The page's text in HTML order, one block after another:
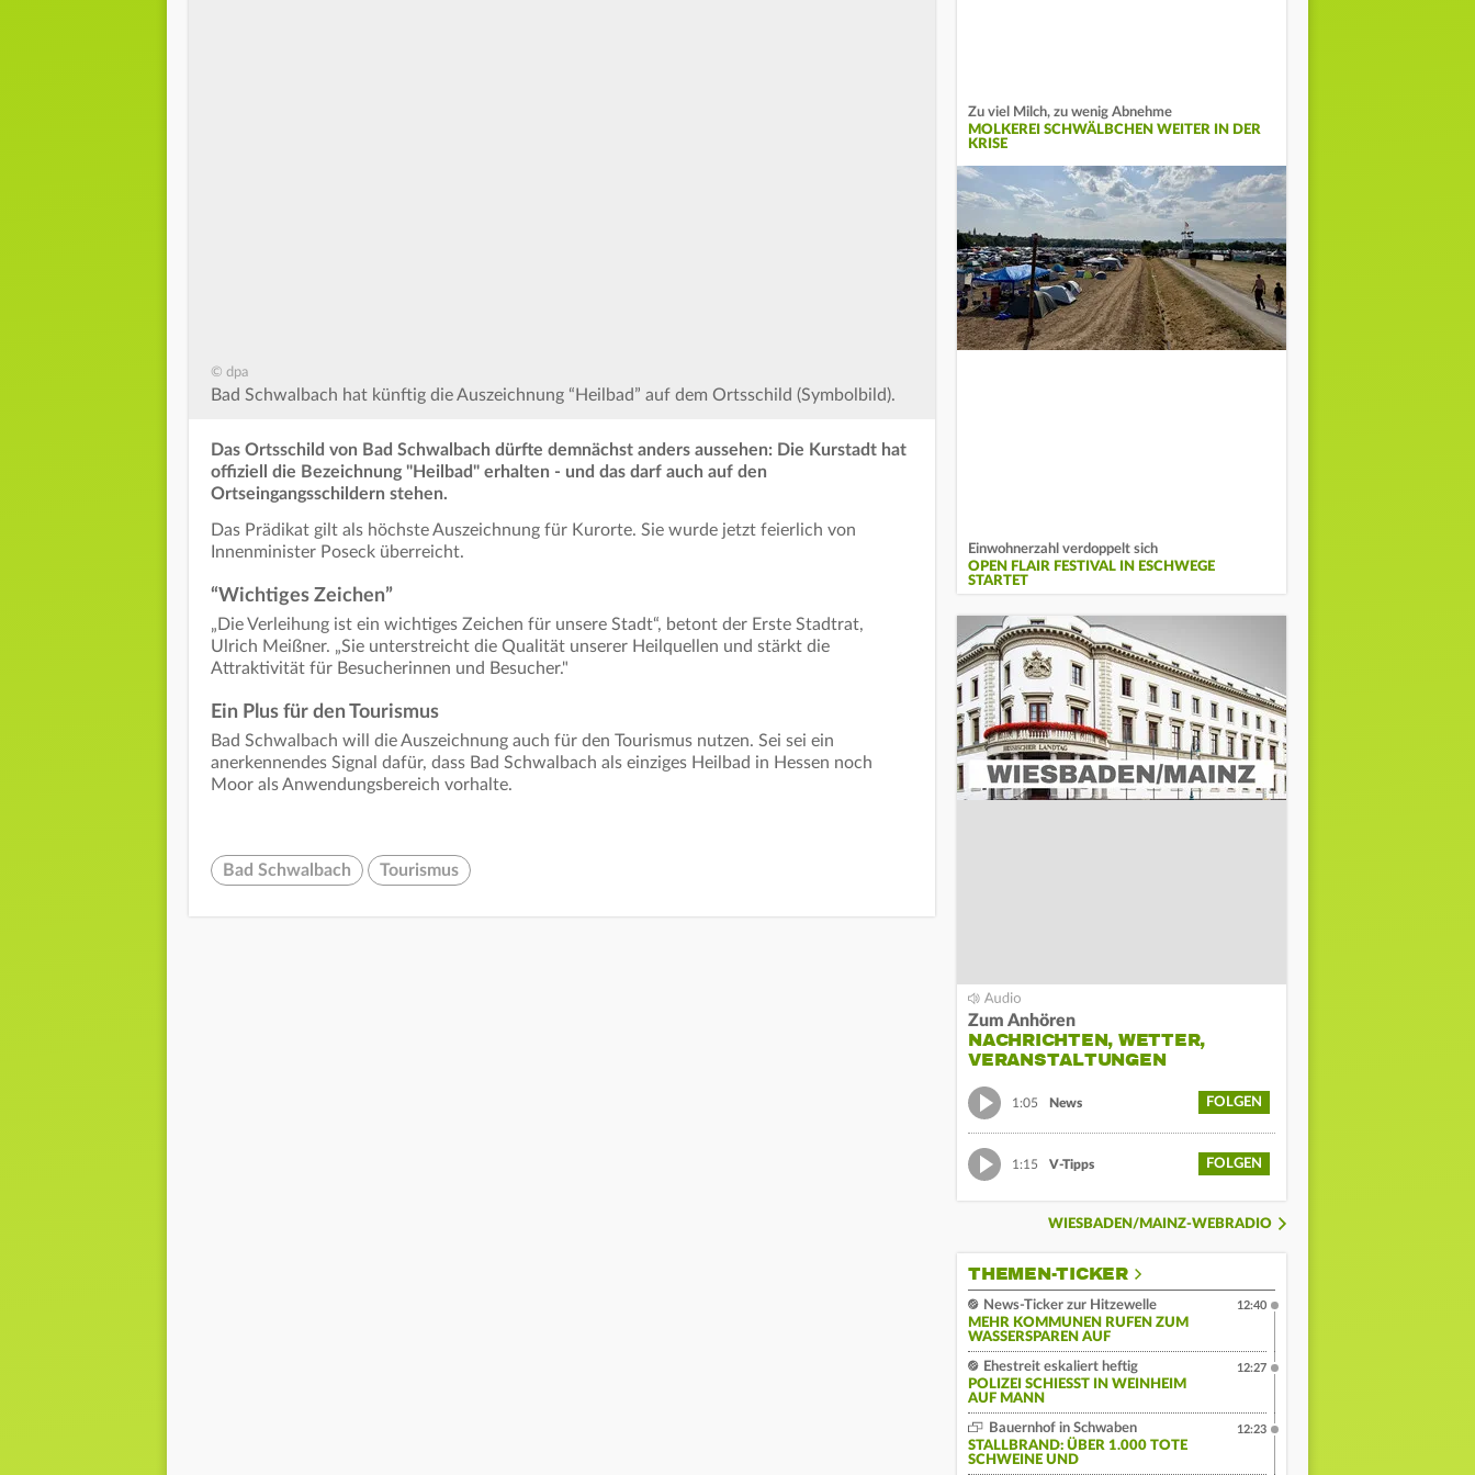
© dpa
Bad Schwalbach hat künftig die Auszeichnung “Heilbad” auf dem Ortsschild (Symbolbild).
Das Ortsschild von Bad Schwalbach dürfte demnächst anders aussehen: Die Kurstadt hat
offiziell die Bezeichnung "Heilbad" erhalten - und das darf auch auf den
Ortseingangsschildern stehen.
Das Prädikat gilt als höchste Auszeichnung für Kurorte. Sie wurde jetzt feierlich von
Innenminister Poseck überreicht.
“Wichtiges Zeichen”
„Die Verleihung ist ein wichtiges Zeichen für unsere Stadt“, betont der Erste Stadtrat,
Ulrich Meißner. „Sie unterstreicht die Qualität unserer Heilquellen und stärkt die
Attraktivität für Besucherinnen und Besucher."
Ein Plus für den Tourismus
Bad Schwalbach will die Auszeichnung auch für den Tourismus nutzen. Sei sei ein
anerkennendes Signal dafür, dass Bad Schwalbach als einziges Heilbad in Hessen noch
Moor als Anwendungsbereich vorhalte.
Bad Schwalbach Tourismus
Zu viel Milch, zu wenig Abnehme
MOLKEREI SCHWÄLBCHEN WEITER IN DER
KRISE
Einwohnerzahl verdoppelt sich
OPEN FLAIR FESTIVAL IN ESCHWEGE
STARTET
Zum Anhören
NACHRICHTEN, WETTER,
VERANSTALTUNGEN
1:05 News FOLGEN
1:15 V-Tipps FOLGEN
WIESBADEN/MAINZ-WEBRADIO
THEMEN-TICKER
News-Ticker zur Hitzewelle
MEHR KOMMUNEN RUFEN ZUM
WASSERSPAREN AUF
12:40
Ehestreit eskaliert heftig
POLIZEI SCHIESST IN WEINHEIM A
UF MANN
12:27
Bauernhof in Schwaben
STALLBRAND: ÜBER 1.000 TOTE
SCHWEINE UND
12:23